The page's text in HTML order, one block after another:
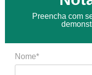
Preencha com
Nome*